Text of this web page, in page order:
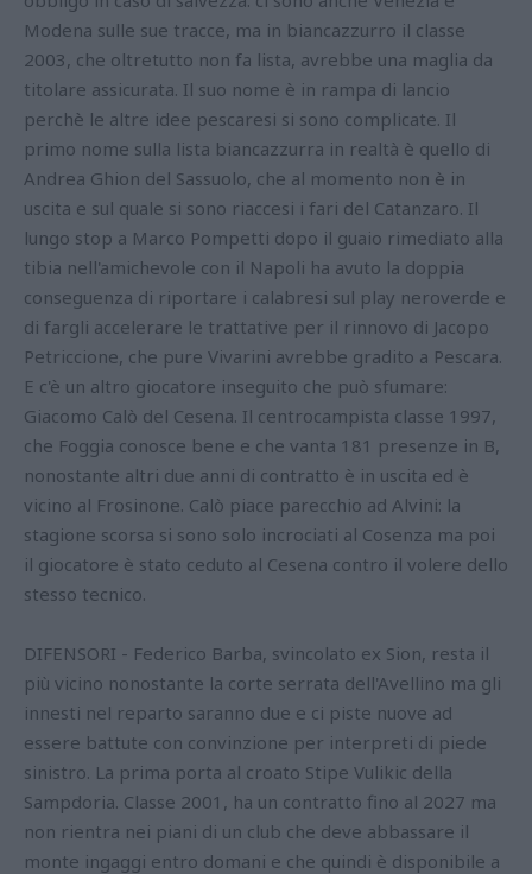
Modena sulle sue tracce, ma in biancazzurro il classe
2003, che oltretutto non fa lista, avrebbe una maglia da
titolare assicurata. Il suo nome è in rampa di lancio
perchè le altre idee pescaresi si sono complicate. Il
primo nome sulla lista biancazzurra in realtà è quello di
Andrea Ghion del Sassuolo, che al momento non è in
uscita e sul quale si sono riaccesi i fari del Catanzaro. Il
lungo stop a Marco Pompetti dopo il guaio rimediato alla
tibia nell'amichevole con il Napoli ha avuto la doppia
conseguenza di riportare i calabresi sul play neroverde e
di fargli accelerare le trattative per il rinnovo di Jacopo
Petriccione, che pure Vivarini avrebbe gradito a Pescara.
E c'è un altro giocatore inseguito che può sfumare:
Giacomo Calò del Cesena. Il centrocampista classe 1997,
che Foggia conosce bene e che vanta 181 presenze in B,
nonostante altri due anni di contratto è in uscita ed è
vicino al Frosinone. Calò piace parecchio ad Alvini: la
stagione scorsa si sono solo incrociati al Cosenza ma poi
il giocatore è stato ceduto al Cesena contro il volere dello
stesso tecnico.
DIFENSORI - Federico Barba, svincolato ex Sion, resta il
più vicino nonostante la corte serrata dell'Avellino ma gli
innesti nel reparto saranno due e ci piste nuove ad
essere battute con convinzione per interpreti di piede
sinistro. La prima porta al croato Stipe Vulikic della
Sampdoria. Classe 2001, ha un contratto fino al 2027 ma
non rientra nei piani di un club che deve abbassare il
monte ingaggi entro domani e che quindi è disponibile a